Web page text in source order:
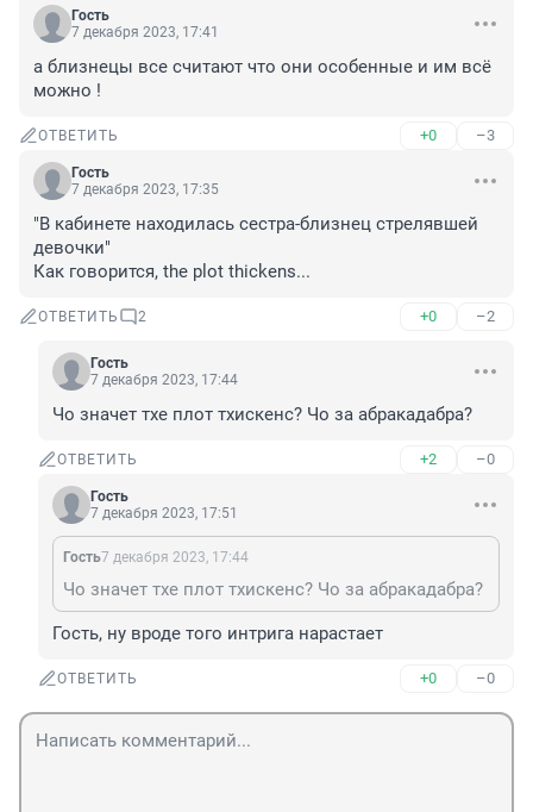
Гость
7 декабря 2023, 17:41
а близнецы все считают что они особенные и им всё
можно !
ОТВЕТИТЬ +0 –3
Гость
7 декабря 2023, 17:35
"В кабинете находилась сестра-близнец стрелявшей
девочки"
Как говорится, the plot thickens...
ОТВЕТИТЬ 2 +0 –2
Гость
7 декабря 2023, 17:44
Чо значет тхе плот тхискенс? Чо за абракадабра?
ОТВЕТИТЬ +2 –0
Гость
7 декабря 2023, 17:51
Гость7 декабря 2023, 17:44
Чо значет тхе плот тхискенс? Чо за абракадабра?
Гость, ну вроде того интрига нарастает
ОТВЕТИТЬ +0 –0